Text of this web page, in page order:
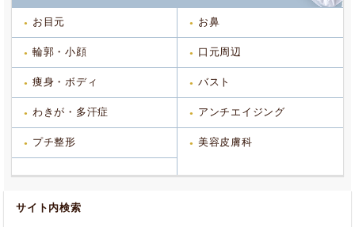
お目元 お鼻
輪郭・小顔 口元周辺
痩身・ボディ バスト
わきが・多汗症 アンチエイジング
プチ整形 美容皮膚科
サイト内検索